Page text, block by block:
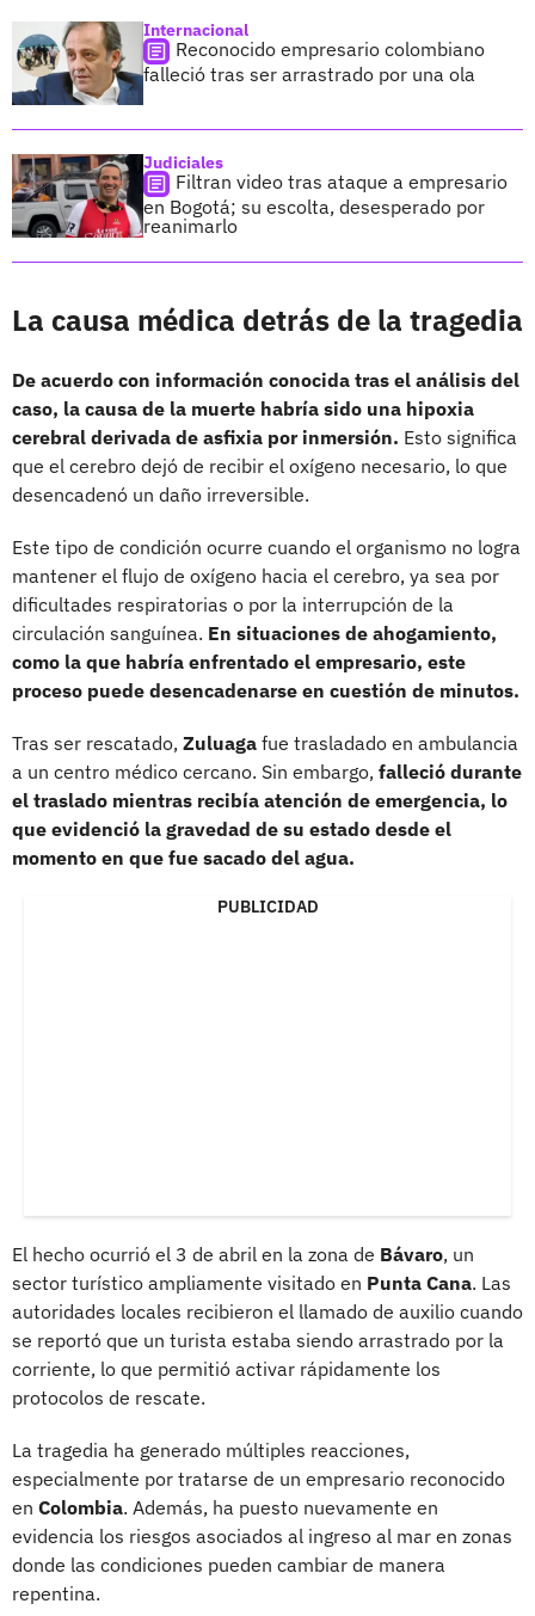
Internacional
Reconocido empresario colombiano
falleció tras ser arrastrado por una ola
Judiciales
Filtran video tras ataque a empresario
en Bogotá; su escolta, desesperado por
reanimarlo
La causa médica detrás de la tragedia
De acuerdo con información conocida tras el análisis del
caso, la causa de la muerte habría sido una hipoxia
cerebral derivada de asfixia por inmersión. Esto significa
que el cerebro dejó de recibir el oxígeno necesario, lo que
desencadenó un daño irreversible.
Este tipo de condición ocurre cuando el organismo no logra
mantener el flujo de oxígeno hacia el cerebro, ya sea por
dificultades respiratorias o por la interrupción de la
circulación sanguínea. En situaciones de ahogamiento,
como la que habría enfrentado el empresario, este
proceso puede desencadenarse en cuestión de minutos.
Tras ser rescatado, Zuluaga fue trasladado en ambulancia
a un centro médico cercano. Sin embargo, falleció durante
el traslado mientras recibía atención de emergencia, lo
que evidenció la gravedad de su estado desde el
momento en que fue sacado del agua.
PUBLICIDAD
El hecho ocurrió el 3 de abril en la zona de Bávaro, un
sector turístico ampliamente visitado en Punta Cana. Las
autoridades locales recibieron el llamado de auxilio cuando
se reportó que un turista estaba siendo arrastrado por la
corriente, lo que permitió activar rápidamente los
protocolos de rescate.
La tragedia ha generado múltiples reacciones,
especialmente por tratarse de un empresario reconocido
en Colombia. Además, ha puesto nuevamente en
evidencia los riesgos asociados al ingreso al mar en zonas
donde las condiciones pueden cambiar de manera
repentina.